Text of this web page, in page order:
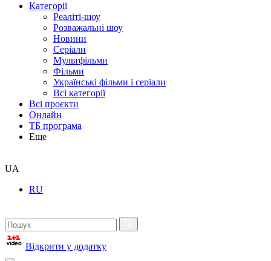
Категорії
Реаліті-шоу
Розважальні шоу
Новини
Серіали
Мультфільми
Фільми
Українські фільми і серіали
Всі категорії
Всі проєкти
Онлайн
ТБ програма
Еще
UA
RU
Відкрити у додатку